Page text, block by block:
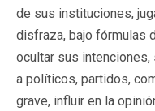
de sus instituciones,
disfraza, bajo fórmulas
ocultar sus
a políticos, partidos,
grave, influir en la